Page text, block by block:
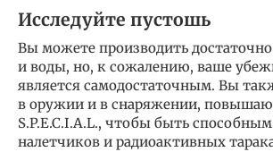
Исследуйте пустошь
Вы можете производить
и воды, но, к сожалению, ваше
является самодостаточным. Вы
в оружии и в снаряжении,
S.P.E.C.I.A.L., чтобы быть
налетчиков и радиоактивных